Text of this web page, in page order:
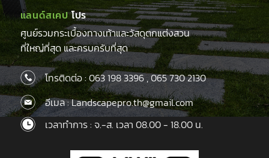
แลนด์สเคปโปร
ศูนย์รวมกระเบื้องทางเท้าและวัสดุตกแต่งสวน
ที่ใหญ่ที่สุด และครบครับที่สุด
โทรติดต่อ :063 198 3396,065 730 2130
อีเมล : Landscapepro.th@gmail.com
เวลาทำการ : จ.-ส. เวลา 08.00 - 18.00 น.